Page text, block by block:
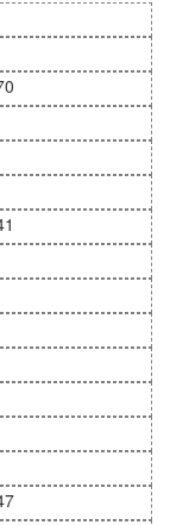
-為經典模
列印機傳真
步，瀏覽，就
提，列印機必
列印機共享
動輸入路徑
域網內